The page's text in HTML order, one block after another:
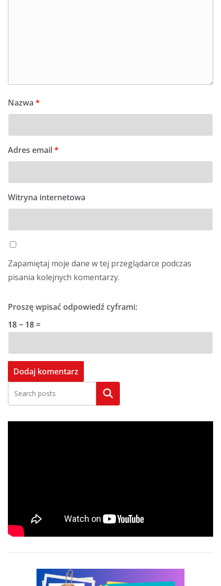
Nazwa *
Adres email*
Witryna internetowa
Zapamiętaj moje dane w tej przeglądarce podczas
pisania kolejnych komentarzy.
Proszę wpisać odpowiedź cyframi:
18 − 18 =
Szukaj